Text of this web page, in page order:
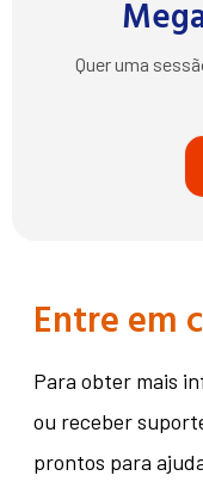
Quer uma
Entre em
Para obter mais
ou receber
prontos para